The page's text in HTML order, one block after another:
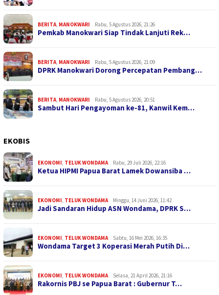
BERITA, MANOKWARI Rabu, 5 Agustus 2026, 21:26
Pemkab Manokwari Siap Tindak Lanjuti Rek…
BERITA, MANOKWARI Rabu, 5 Agustus 2026, 21:09
DPRK Manokwari Dorong Percepatan Pembang…
BERITA, MANOKWARI Rabu, 5 Agustus 2026, 20:51
Sambut Hari Pengayoman ke-81, Kanwil Kem…
EKOBIS
EKONOMI, TELUK WONDAMA Rabu, 29 Juli 2026, 22:16
Ketua HIPMI Papua Barat Lamek Dowansiba …
EKONOMI, TELUK WONDAMA Minggu, 14 Juni 2026, 11:42
Jadi Sandaran Hidup ASN Wondama, DPRK S…
EKONOMI, TELUK WONDAMA Sabtu, 16 Mei 2026, 16:35
Wondama Target 3 Koperasi Merah Putih Di…
EKONOMI, TELUK WONDAMA Selasa, 21 April 2026, 21:16
Rakornis PBJ se Papua Barat : Gubernur T…